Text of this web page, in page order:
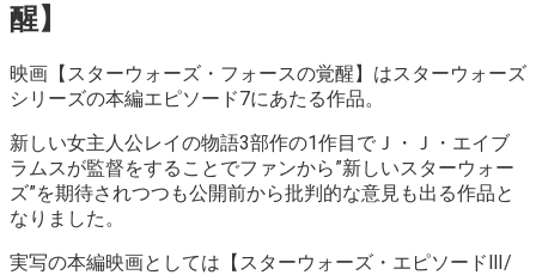
醒】
映画【スターウォーズ・フォースの覚醒】はスターウォーズ
シリーズの本編エピソード7にあたる作品。
新しい女主人公レイの物語3部作の1作目でＪ・Ｊ・エイブ
ラムスが監督をすることでファンから”新しいスターウォー
ズ”を期待されつつも公開前から批判的な意見も出る作品と
なりました。
実写の本編映画としては【スターウォーズ・エピソードⅢ/